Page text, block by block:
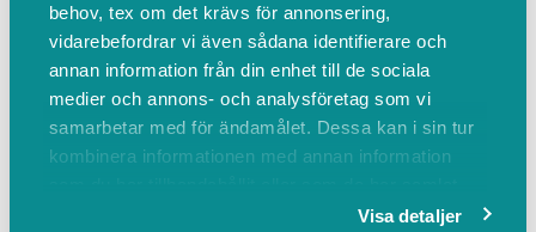
behov, tex om det krävs för annonsering,
vidarebefordrar vi även sådana identifierare och
annan information från din enhet till de sociala
medier och annons- och analysföretag som vi
samarbetar med för ändamålet. Dessa kan i sin tur
kombinera informationen med annan information
Visa detaljer